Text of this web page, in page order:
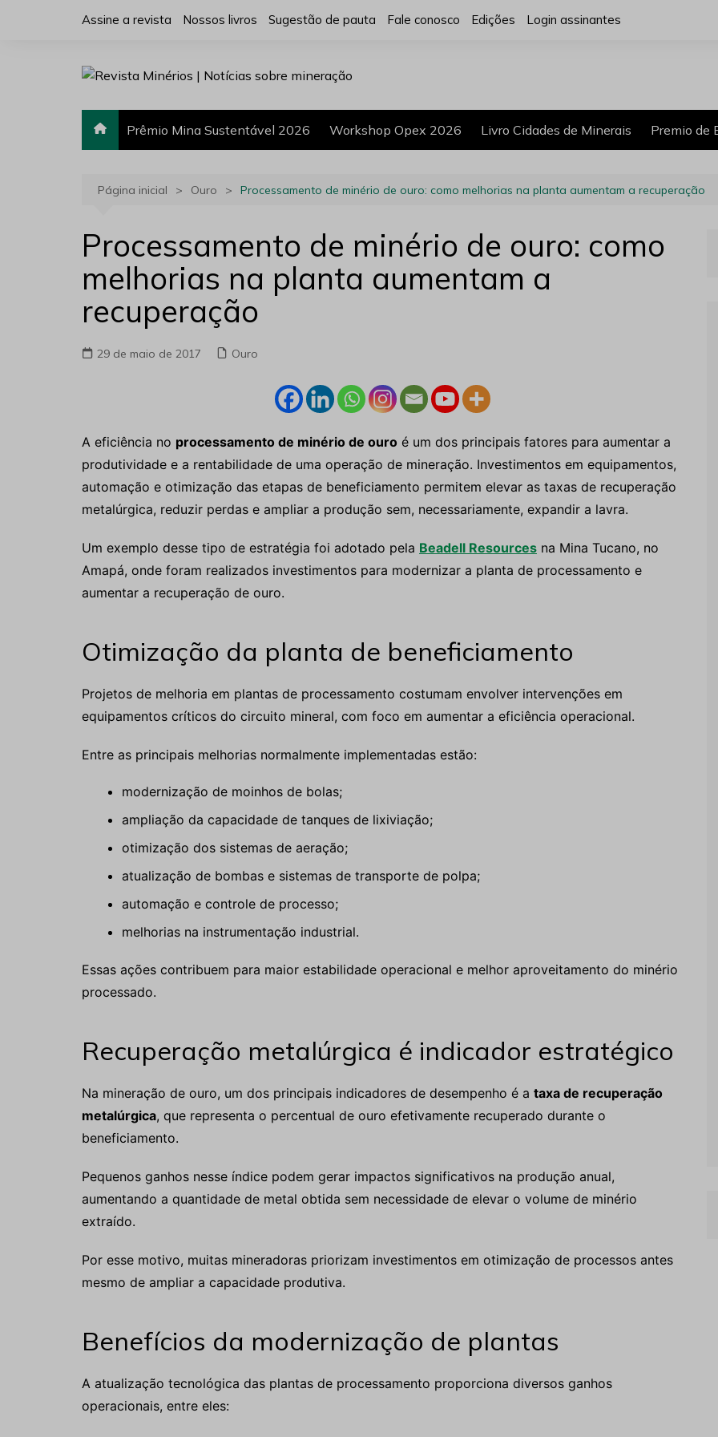
Assine a revista Nossos livros Sugestão de pauta Fale conosco Edições Login assinantes
Prêmio Mina Sustentável 2026 Workshop Opex 2026 Livro Cidades de Minerais Premio de
Página inicial Ouro Processamento de minério de ouro: como melhorias na planta aumentam a recuperação
Processamento de minério de ouro: como
melhorias na planta aumentam a
recuperação
29 de maio de 2017 Ouro
A eficiência no processamento de minério de ouro é um dos principais fatores para aumentar a
produtividade e a rentabilidade de uma operação de mineração. Investimentos em equipamentos,
automação e otimização das etapas de beneficiamento permitem elevar as taxas de recuperação
metalúrgica, reduzir perdas e ampliar a produção sem, necessariamente, expandir a lavra.
Um exemplo desse tipo de estratégia foi adotado pela Beadell Resources na Mina Tucano, no
Amapá, onde foram realizados investimentos para modernizar a planta de processamento e
aumentar a recuperação de ouro.
Otimização da planta de beneficiamento
Projetos de melhoria em plantas de processamento costumam envolver intervenções em
equipamentos críticos do circuito mineral, com foco em aumentar a eficiência operacional.
Entre as principais melhorias normalmente implementadas estão:
modernização de moinhos de bolas;
ampliação da capacidade de tanques de lixiviação;
otimização dos sistemas de aeração;
atualização de bombas e sistemas de transporte de polpa;
automação e controle de processo;
melhorias na instrumentação industrial.
Essas ações contribuem para maior estabilidade operacional e melhor aproveitamento do minério
processado.
Recuperação metalúrgica é indicador estratégico
Na mineração de ouro, um dos principais indicadores de desempenho é a taxa de recuperação
metalúrgica, que representa o percentual de ouro efetivamente recuperado durante o
beneficiamento.
Pequenos ganhos nesse índice podem gerar impactos significativos na produção anual,
aumentando a quantidade de metal obtida sem necessidade de elevar o volume de minério
extraído.
Por esse motivo, muitas mineradoras priorizam investimentos em otimização de processos antes
mesmo de ampliar a capacidade produtiva.
Benefícios da modernização de plantas
A atualização tecnológica das plantas de processamento proporciona diversos ganhos
operacionais, entre eles: